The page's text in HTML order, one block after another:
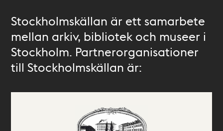
Stockholmskällan är ett samarbete
mellan arkiv, bibliotek och museer i
Stockholm. Partnerorganisationer
till Stockholmskällan är: